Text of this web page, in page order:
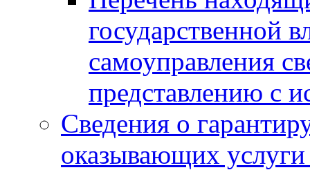
государственной
самоуправления
представлению с
Сведения о
оказывающих